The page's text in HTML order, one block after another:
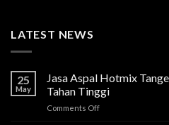
LATEST NEWS
25
May
Jasa Aspal Hotmix
Tahan Tinggi
Comments Offon